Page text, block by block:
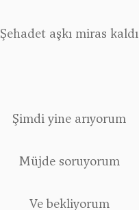
Şehadet aşkı miras kaldı
Şimdi yine arıyorum
Müjde soruyorum
Ve bekliyorum